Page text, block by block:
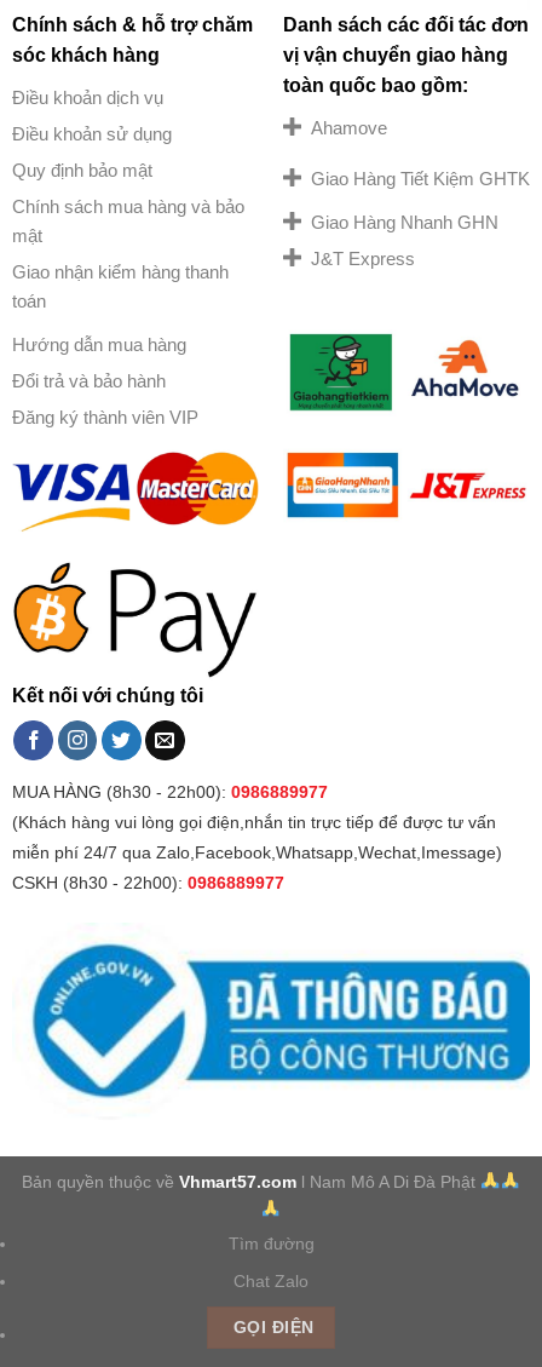
Chính sách & hỗ trợ chăm
sóc khách hàng
Điều khoản dịch vụ
Điều khoản sử dụng
Quy định bảo mật
Chính sách mua hàng và bảo
mật
Giao nhận kiểm hàng thanh
toán
Hướng dẫn mua hàng
Đổi trả và bảo hành
Đăng ký thành viên VIP
Danh sách các đối tác đơn
vị vận chuyển giao hàng
toàn quốc bao gồm:
Ahamove
Giao Hàng Tiết Kiệm GHTK
Giao Hàng Nhanh GHN
J&T Express
Kết nối với chúng tôi
MUA HÀNG (8h30 - 22h00): 0986889977
(Khách hàng vui lòng gọi điện,nhắn tin trực tiếp để được tư vấn
miễn phí 24/7 qua Zalo,Facebook,Whatsapp,Wechat,Imessage)
CSKH (8h30 - 22h00): 0986889977
Bản quyền thuộc vềVhmart57.com l Nam Mô A Di Đà Phật
Tìm đường
Chat Zalo
GỌI ĐIỆN